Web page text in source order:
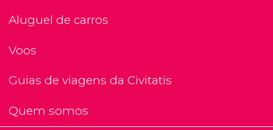
Aluguel de carros
Voos
Guias de viagens da Civitatis
Quem somos